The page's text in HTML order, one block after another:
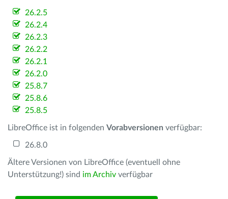
26.2.5
26.2.4
26.2.3
26.2.2
26.2.1
26.2.0
25.8.7
25.8.6
25.8.5
LibreOffice ist in folgenden Vorabversionen verfügbar:
26.8.0
Ältere Versionen von LibreOffice (eventuell ohne
Unterstützung!) sind im Archiv verfügbar